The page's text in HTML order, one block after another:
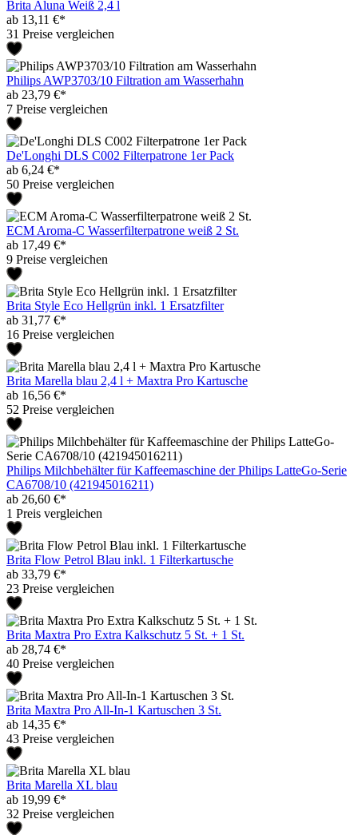
Brita Aluna Weiß 2,4 l
ab 13,11 €*
31 Preise vergleichen
Philips AWP3703/10 Filtration am Wasserhahn
ab 23,79 €*
7 Preise vergleichen
De'Longhi DLS C002 Filterpatrone 1er Pack
ab 6,24 €*
50 Preise vergleichen
ECM Aroma-C Wasserfilterpatrone weiß 2 St.
ab 17,49 €*
9 Preise vergleichen
Brita Style Eco Hellgrün inkl. 1 Ersatzfilter
ab 31,77 €*
16 Preise vergleichen
Brita Marella blau 2,4 l + Maxtra Pro Kartusche
ab 16,56 €*
52 Preise vergleichen
Philips Milchbehälter für Kaffeemaschine der Philips LatteGo-Serie
CA6708/10 (421945016211)
ab 26,60 €*
1 Preis vergleichen
Brita Flow Petrol Blau inkl. 1 Filterkartusche
ab 33,79 €*
23 Preise vergleichen
Brita Maxtra Pro Extra Kalkschutz 5 St. + 1 St.
ab 28,74 €*
40 Preise vergleichen
Brita Maxtra Pro All-In-1 Kartuschen 3 St.
ab 14,35 €*
43 Preise vergleichen
Brita Marella XL blau
ab 19,99 €*
32 Preise vergleichen